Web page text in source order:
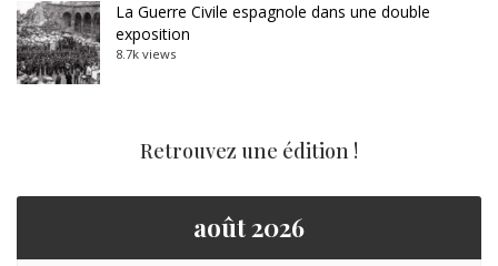
La Guerre Civile espagnole dans une double
exposition
8.7k views
Retrouvez une édition !
août 2026